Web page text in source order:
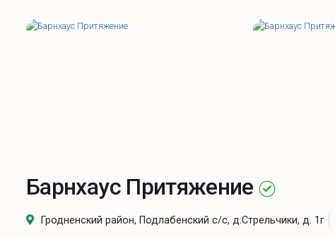
Барнхаус Притяжение
Гродненский район, Подлабенский с/с, д.Стрельчики, д. 1г